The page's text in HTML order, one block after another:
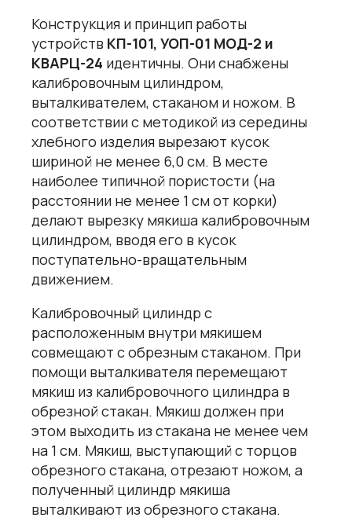
Конструкция и принцип работы
устройств КП-101, УОП-01 МОД-2 и
КВАРЦ-24 идентичны. Они снабжены
калибровочным цилиндром,
выталкивателем, стаканом и ножом. В
соответствии с методикой из середины
хлебного изделия вырезают кусок
шириной не менее 6,0 см. В месте
наиболее типичной пористости (на
расстоянии не менее 1 см от корки)
делают вырезку мякиша калибровочным
цилиндром, вводя его в кусок
поступательно-вращательным
движением.
Калибровочный цилиндр с
расположенным внутри мякишем
совмещают с обрезным стаканом. При
помощи выталкивателя перемещают
мякиш из калибровочного цилиндра в
обрезной стакан. Мякиш должен при
этом выходить из стакана не менее чем
на 1 см. Мякиш, выступающий с торцов
обрезного стакана, отрезают ножом, а
полученный цилиндр мякиша
выталкивают из обрезного стакана.